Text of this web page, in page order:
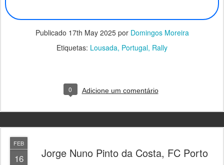
Publicado 17th May 2025por Domingos Moreira
Etiquetas: Lousada Portugal Rally
0 Adicione um comentário
FEB
16 Jorge Nuno Pinto da Costa, FC Porto